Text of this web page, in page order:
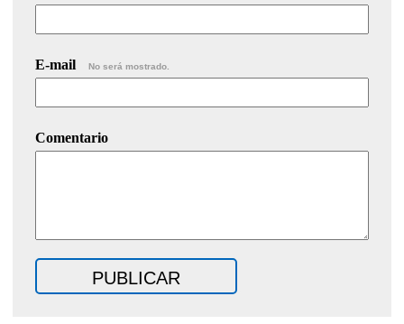
E-mail No será mostrado.
Comentario